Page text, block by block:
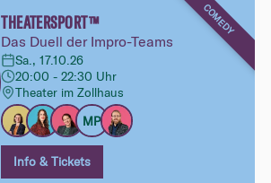
COMEDY
THEATERSPORT™
Das Duell der Impro-Teams
Sa., 17.10.26
20:00 - 22:30 Uhr
Theater im Zollhaus
MP
Info & Tickets